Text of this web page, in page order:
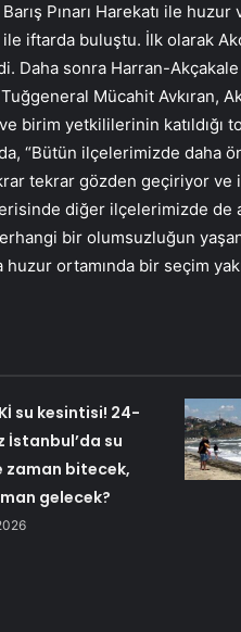
Pınarı Harekatı ile
iftarda buluştu. İlk olarak
Daha sonra Harran-
Mücahit Avkıran,
birim yetkililerinin katıldığı
“Bütün ilçelerimizde
tekrar gözden geçiriyor
diğer ilçelerimizde de
bir olumsuzluğun
huzur ortamında bir seçim
su kesintisi! 24-
İstanbul’da su
zaman bitecek,
gelecek?